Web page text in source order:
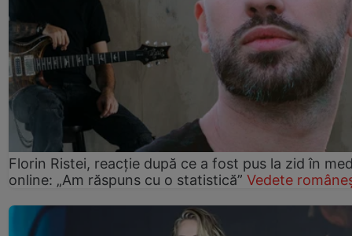
Florin Ristei, reacție după ce a fost pus la zid în
online: „Am răspuns cu o statistică” Vedete